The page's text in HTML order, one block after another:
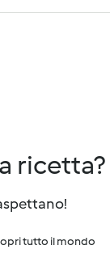
ricetta?
tutto il mondo